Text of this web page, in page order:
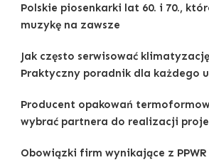
Polskie piosenkarki lat 60. i 70.,
muzykę na zawsze
Jak często serwisować
Praktyczny poradnik dla każdego
Producent opakowań
wybrać partnera do realizacji
Obowiązki firm wynikające z PPWR